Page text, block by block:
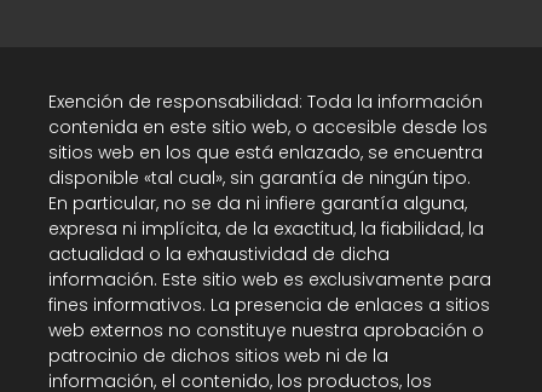
Exención de responsabilidad: Toda la información
contenida en este sitio web, o accesible desde los
sitios web en los que está enlazado, se encuentra
disponible «tal cual», sin garantía de ningún tipo.
En particular, no se da ni infiere garantía alguna,
expresa ni implícita, de la exactitud, la fiabilidad, la
actualidad o la exhaustividad de dicha
información. Este sitio web es exclusivamente para
fines informativos. La presencia de enlaces a sitios
web externos no constituye nuestra aprobación o
patrocinio de dichos sitios web ni de la
información, el contenido, los productos, los